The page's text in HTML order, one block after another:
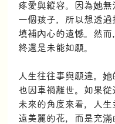
疼愛與縱容。因為她無
一個孩子，所以想透過
填補內心的遺憾。然而
終還是未能如願。
人生往往事與願違。
也因車禍離世。如果從
未來的角度來看，人生
遠美麗的花，而是充滿